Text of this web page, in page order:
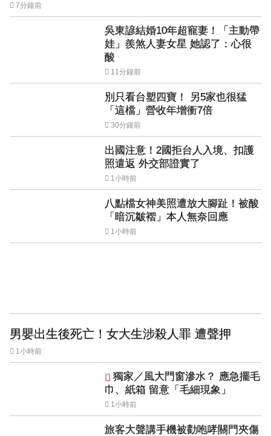
7分鐘前
吳東諺結婚10年超寵妻！「主動帶
娃」羨煞人妻女星 她認了：心很
酸
11分鐘前
別只看台塑四寶！ 另5家也很猛
「這檔」營收年增衝7倍
30分鐘前
出國注意！2國拒台人入境、扣護
照遣返 外交部證實了
1小時前
八點檔女神美照遭放大腳趾！被酸
「暗沉皺褶」本人無奈回應
1小時前
男嬰出生後死亡！女大生涉殺人罪 遭聲押
1小時前
獨家／風大門窗滲水？ 應急擺毛
巾、紙箱 留意「毛細現象」
1小時前
旅客大聲講手機被勸咆哮關門夾傷